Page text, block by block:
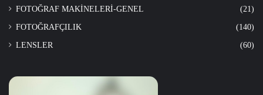
FOTOĞRAF MAKİNELERİ-GENEL (21)
FOTOĞRAFÇILIK (140)
LENSLER (60)